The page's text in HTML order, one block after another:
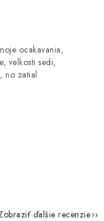
ocakavania,
velkosti sedi,
no zatial
ďalšie recenzie